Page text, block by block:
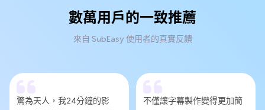
數萬用戶的一致推薦
來自 SubEasy 使用者的真實反饋
驚為天人，我24分鐘的影
不僅讓字幕製作變得更加簡